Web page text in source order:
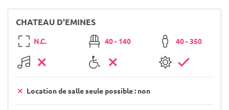
CHATEAU D'EMINES
N.C. 40 - 140 40 - 350
Location de salle seule possible : non